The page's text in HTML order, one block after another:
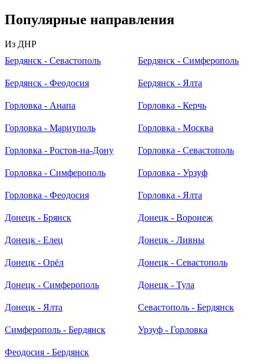
Популярные направления
Из ДНР
Бердянск - Севастополь
Бердянск - Симферополь
Бердянск - Феодосия Бердянск - Ялта
Горловка - Анапа Горловка - Керчь
Горловка - Мариуполь Горловка - Москва
Горловка - Ростов-на-Дону Горловка - Севастополь
Горловка - Симферополь Горловка - Урзуф
Горловка - Феодосия Горловка - Ялта
Донецк - Брянск Донецк - Воронеж
Донецк - Елец Донецк - Ливны
Донецк - Орёл Донецк - Севастополь
Донецк - Симферополь Донецк - Тула
Донецк - Ялта Севастополь - Бердянск
Симферополь - Бердянск Урзуф - Горловка
Феодосия - Бердянск